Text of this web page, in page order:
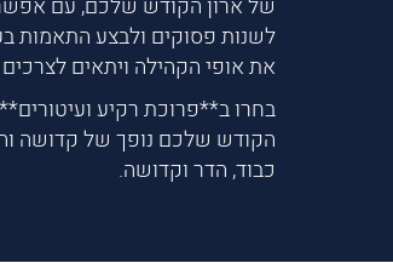
של ארון הקודש שלכם, עם
לשנות פסוקים ולבצע התאמות
את אופי הקהילה ויתאים
בחרו ב**פרוכת רקיע
הקודש שלכם נופך של קדושה
כבוד, הדר וקדושה.